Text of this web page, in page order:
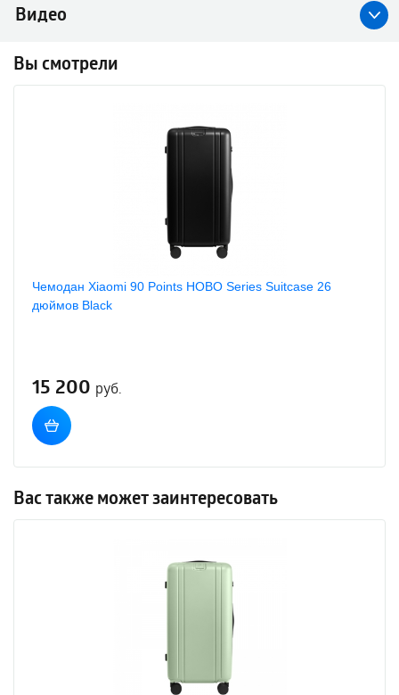
Видео
Вы смотрели
Чемодан Xiaomi 90 Points HOBO Series Suitcase 26
дюймов Black
15 200 руб.
Вас также может заинтересовать